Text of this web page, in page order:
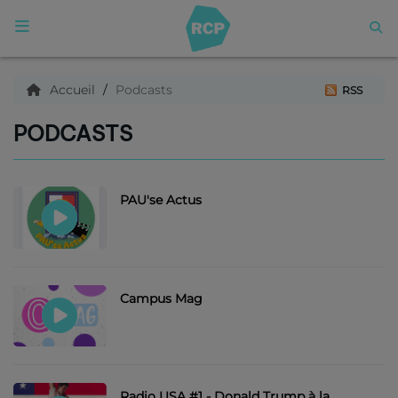
ACCUEIL
Qui sommes nous ?
Articles
C'est quoi ce titre ?
Accueil Podcasts RSS
PODCASTS
PAU'se Actus
Campus Mag